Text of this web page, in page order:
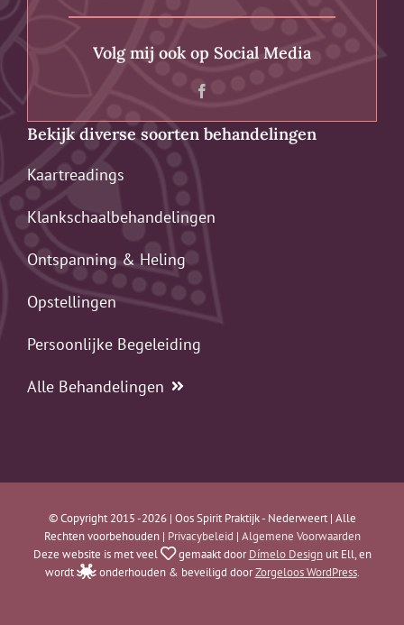
Volg mij ook op Social Media
Bekijk diverse soorten behandelingen
Kaartreadings
Klankschaalbehandelingen
Ontspanning & Heling
Opstellingen
Persoonlijke Begeleiding
Alle Behandelingen
© Copyright 2015 -2026 | Oos Spirit Praktijk - Nederweert | Alle
Rechten voorbehouden | Privacybeleid | Algemene Voorwaarden
Deze website is met veel
gemaakt doorDímelo Designuit Ell, en
wordt
onderhouden & beveiligd doorZorgeloos WordPress.